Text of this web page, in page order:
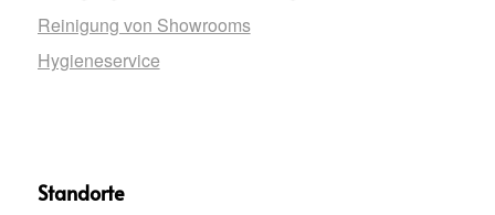
Reinigung von Showrooms
Hygieneservice
Standorte